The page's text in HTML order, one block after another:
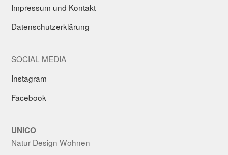
Impressum und Kontakt
Datenschutzerklärung
SOCIAL MEDIA
Instagram
Facebook
UNICO
Natur Design Wohnen